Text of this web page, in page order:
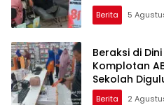
Berita 5
Beraksi di
Komplotan
Sekolah
Blambangan
Berita 2